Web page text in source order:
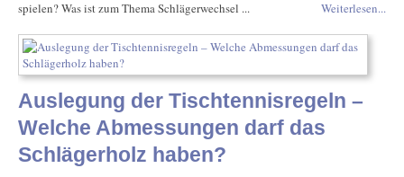
spielen? Was ist zum Thema Schlägerwechsel ...
Weiterlesen...
Auslegung der Tischtennisregeln –
Welche Abmessungen darf das
Schlägerholz haben?